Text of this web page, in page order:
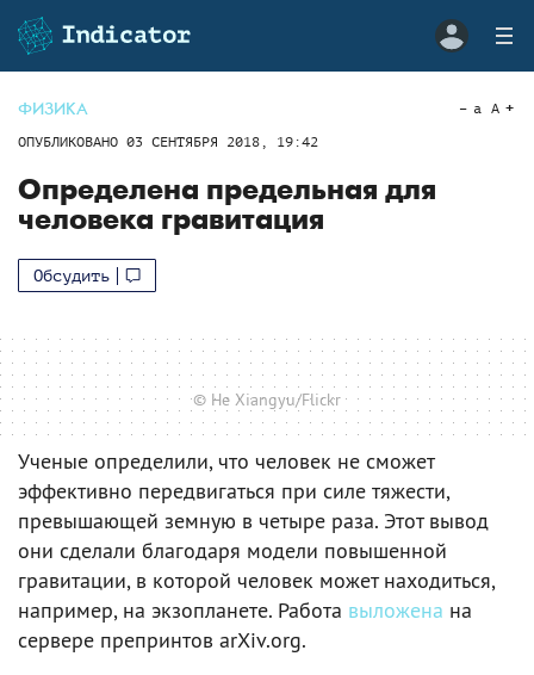
ФИЗИКА
ОПУБЛИКОВАНО 03 СЕНТЯБРЯ 2018, 19:42
a A
Определена предельная для
человека гравитация
Обсудить
© He Xiangyu/Flickr
Ученые определили, что человек не сможет
эффективно передвигаться при силе тяжести,
превышающей земную в четыре раза. Этот вывод
они сделали благодаря модели повышенной
гравитации, в которой человек может находиться,
например, на экзопланете. Работа выложена на
сервере препринтов arXiv.org.